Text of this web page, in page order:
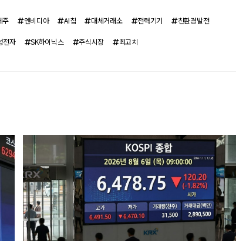
주 엔비디아 AI칩 대체거래소 전력기기 친환경발전
전자 SK하이닉스 주식시장 최고치